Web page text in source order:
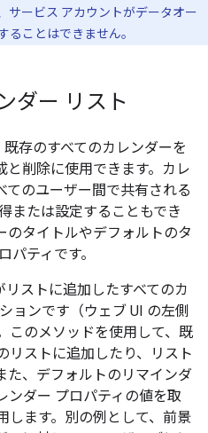
サービス アカウントがデータオー
ることはできません。
ダー リスト
存のすべてのカレンダーを
と削除に使用できます。カレ
てのユーザー間で共有される
または設定することもでき
のタイトルやデフォルトのタ
パティです。
リストに追加したすべてのカ
ョンです（ウェブ UI の左側
このメソッドを使用して、既
リストに追加したり、リスト
た、デフォルトのリマインダ
ンダー プロパティの値を取
します。別の例として、前景